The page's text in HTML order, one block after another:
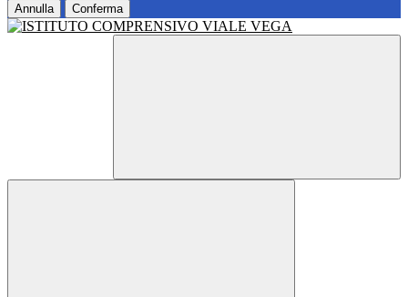
Annulla Conferma